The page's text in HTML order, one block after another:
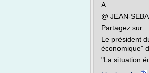
A
@ JEAN-
Partagez sur :
Le président
économique"
"La situation